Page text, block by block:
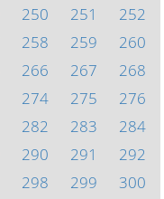
250 251
252
258 259
260
266 267
268
274 275
276
282 283
284
290 291
292
298 299
300